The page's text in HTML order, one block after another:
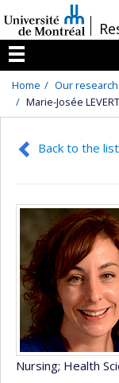
au
contenu
/
Menu
Home Our
Marie-Josée LEVERT
Back to the
Nursing; Health